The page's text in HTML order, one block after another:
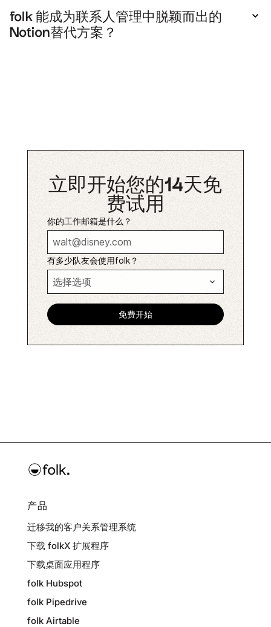
团队成员协作编辑草稿，并且无需离开CRM系统
或导出任何内容即可选择发件人。
folk 能成为联系人管理中脱颖而出的
Notion替代方案？
立即开始您的14天免
费试用
你的工作邮箱是什么？
有多少队友会使用folk？
产品
迁移我的客户关系管理系统
下载 folkX 扩展程序
下载桌面应用程序
folk Hubspot
folk Pipedrive
folk Airtable